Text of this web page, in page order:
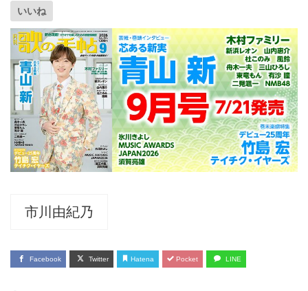
いいね
市川由紀乃
Facebook Twitter Hatena Pocket LINE